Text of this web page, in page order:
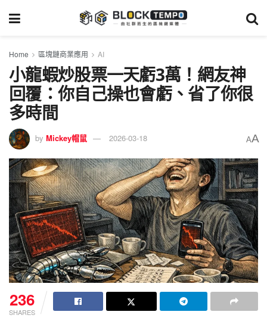
Home 區塊鏈商業應用 AI
小龍蝦炒股票一天虧3萬！網友神
回覆：你自己操也會虧、省了你很
多時間
by Mickey帽鼠 2026-03-18 AA
236
SHARES